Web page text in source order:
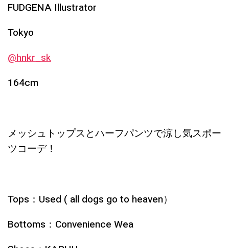
FUDGENA Illustrator
Tokyo
@hnkr_sk
164cm
メッシュトップスとハーフパンツで涼し気スポー
ツコーデ！
Tops：Used ( all dogs go to heaven）
Bottoms：Convenience Wea